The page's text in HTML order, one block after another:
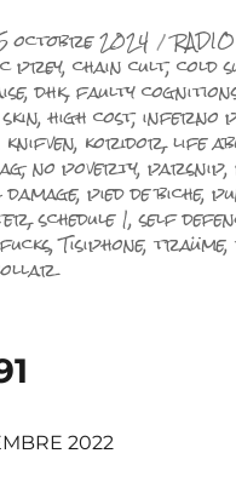
octobre 2024 RADIO
prey,chain cult,cold
,dhk,faulty
,high cost,inferno
knifven, koridor,life
,no poverty,parsnip,
,pied de biche,
,schedule 1,self
,Tisiphone,traüme,
2022